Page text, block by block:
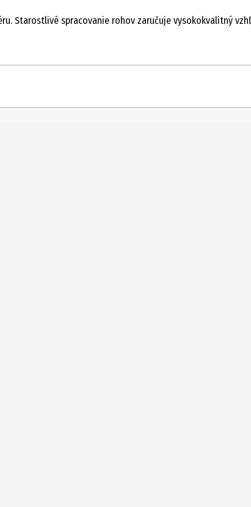
Starostlivé spracovanie rohov zaručuje vysokokvalitný